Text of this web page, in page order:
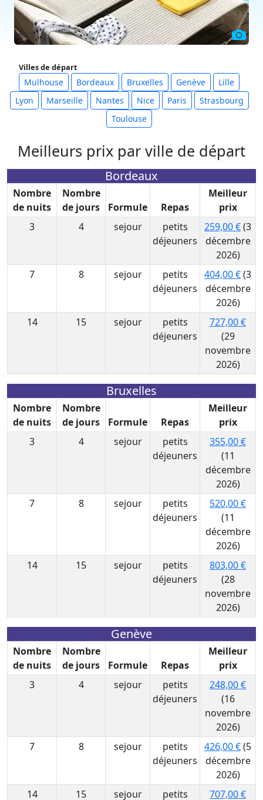
Villes de départ
Mulhouse Bordeaux Bruxelles Genève
Lille
Lyon
Marseille Nantes Nice Paris
Strasbourg
Toulouse
Meilleurs prix par ville de départ
Bordeaux
Nombre
de nuits
Nombre
de jours
Formule Repas
Meilleur
prix
3
4 sejour
petits
déjeuners
259,00 €(3
décembre
2026)
7
8 sejour
petits
déjeuners
404,00 €(3
décembre
2026)
14
15 sejour
petits
déjeuners
727,00 €
(29
novembre
2026)
Bruxelles
Nombre
de nuits
Nombre
de jours
Formule Repas
Meilleur
prix
3
4 sejour
petits
déjeuners
355,00 €
(11
décembre
2026)
7
8 sejour
petits
déjeuners
520,00 €
(11
décembre
2026)
14
15 sejour
petits
déjeuners
803,00 €
(28
novembre
2026)
Genève
Nombre
de nuits
Nombre
de jours
Formule Repas
Meilleur
prix
3
4 sejour
petits
déjeuners
248,00 €
(16
novembre
2026)
7
8 sejour
petits
déjeuners
426,00 €(5
décembre
2026)
14
15 sejour petits 707,00 €